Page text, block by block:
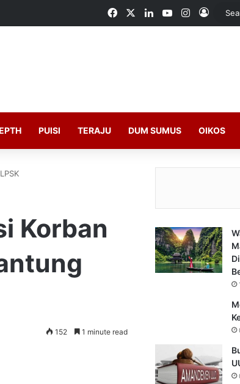
FacebookLinkedInYouTubeInstagram
Log In
PUISI TERAJU DUM SUMUS OIKOS
Korban
152 1 minute read